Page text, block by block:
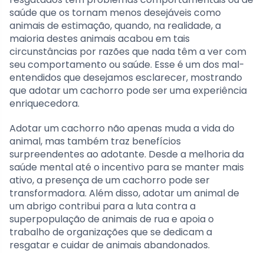
saúde que os tornam menos desejáveis como
animais de estimação, quando, na realidade, a
maioria destes animais acabou em tais
circunstâncias por razões que nada têm a ver com
seu comportamento ou saúde. Esse é um dos mal-
entendidos que desejamos esclarecer, mostrando
que adotar um cachorro pode ser uma experiência
enriquecedora.
Adotar um cachorro não apenas muda a vida do
animal, mas também traz benefícios
surpreendentes ao adotante. Desde a melhoria da
saúde mental até o incentivo para se manter mais
ativo, a presença de um cachorro pode ser
transformadora. Além disso, adotar um animal de
um abrigo contribui para a luta contra a
superpopulação de animais de rua e apoia o
trabalho de organizações que se dedicam a
resgatar e cuidar de animais abandonados.